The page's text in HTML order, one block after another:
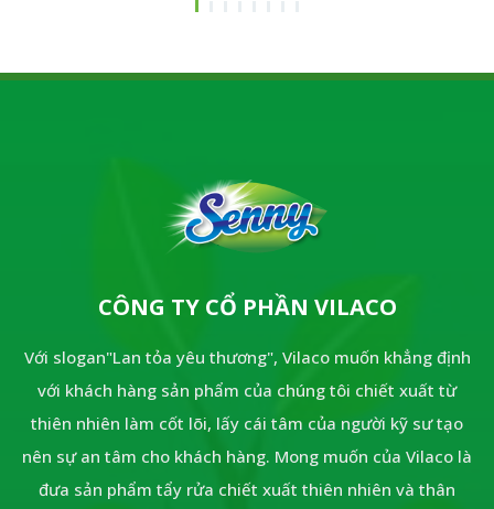
sao Senny hương quế lại là "vũ khí bí mật" giữ lửa
CÔNG TY CỔ PHẦN VILACO
Với slogan"Lan tỏa yêu thương", Vilaco muốn khẳng định
với khách hàng sản phẩm của chúng tôi chiết xuất từ
thiên nhiên làm cốt lõi, lấy cái tâm của người kỹ sư tạo
nên sự an tâm cho khách hàng. Mong muốn của Vilaco là
đưa sản phẩm tẩy rửa chiết xuất thiên nhiên và thân